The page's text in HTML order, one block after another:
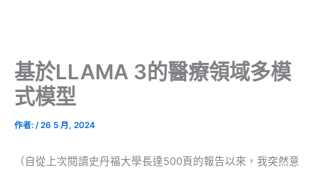
基於LLAMA 3的醫療領域多模
式模型
作者: /26 5 月, 2024
（自從上次閱讀史丹福大學長達500頁的報告以來，我突然意